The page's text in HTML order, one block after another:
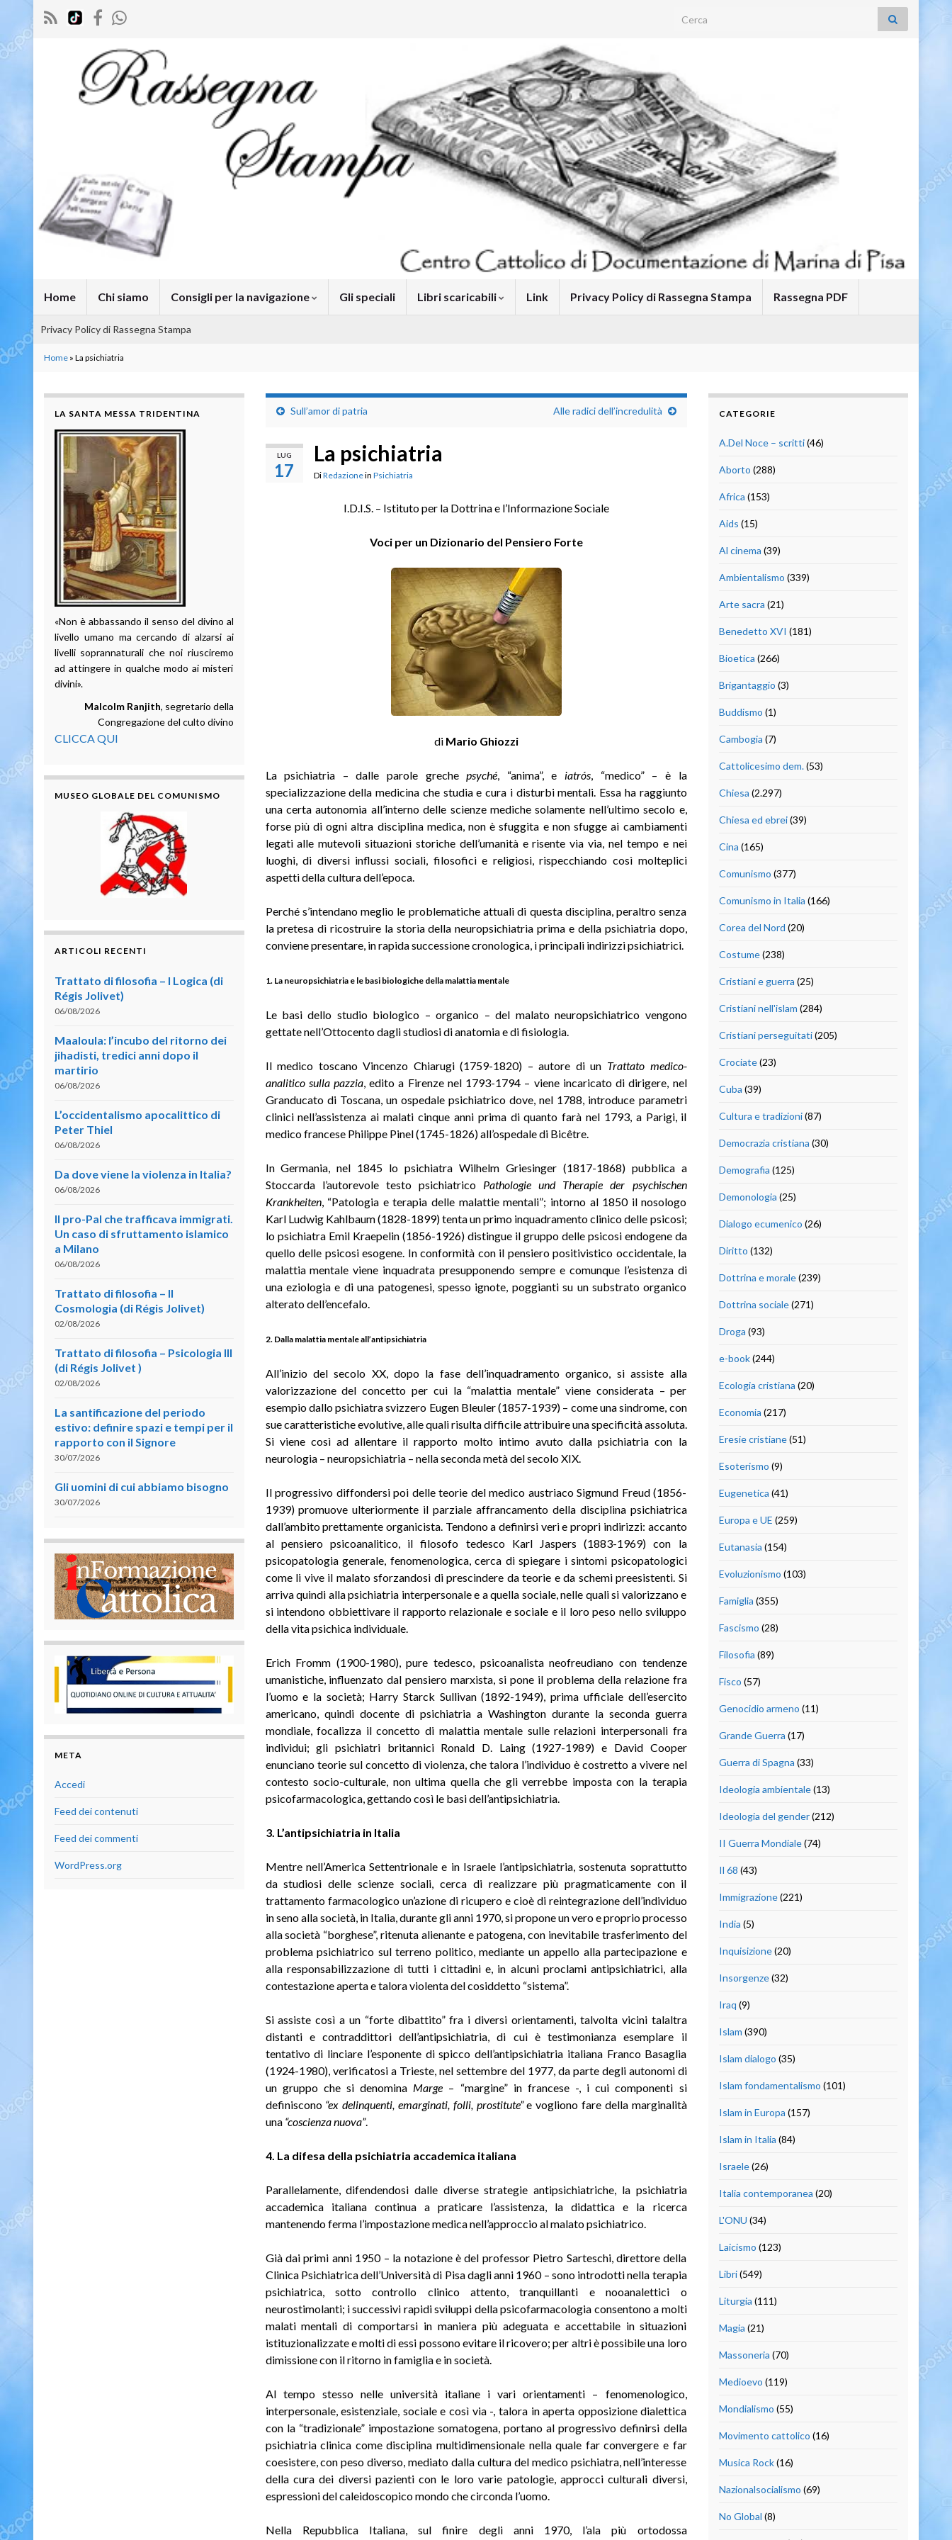
Search for:
Home Chi siamo Consigli per la navigazione Gli speciali Libri scaricabili Link Privacy Policy di Rassegna Stampa Rassegna PDF
Privacy Policy di Rassegna Stampa
Home » La psichiatria
Sull’amor di patria Alle radici dell’incredulità
LUG
17
La psichiatria
DiRedazionein Psichiatria
I.D.I.S. – Istituto per la Dottrina e l’Informazione Sociale
Voci per un Dizionario del Pensiero Forte
di Mario Ghiozzi
La psichiatria – dalle parole grechepsyché , “anima”, e iatrós , “medico” – è la
specializzazione della medicina che studia e cura i disturbi mentali. Essa ha raggiunto
una certa autonomia all’interno delle scienze mediche solamente nell’ultimo secolo e,
forse più di ogni altra disciplina medica, non è sfuggita e non sfugge ai cambiamenti
legati alle mutevoli situazioni storiche dell’umanità e risente via via, nel tempo e nei
luoghi, di diversi influssi sociali, filosofici e religiosi, rispecchiando così molteplici
aspetti della cultura dell’epoca.
Perché s’intendano meglio le problematiche attuali di questa disciplina, peraltro senza
la pretesa di ricostruire la storia della neuropsichiatria prima e della psichiatria dopo,
conviene presentare, in rapida successione cronologica, i principali indirizzi psichiatrici.
1. La neuropsichiatria e le basi biologiche della malattia mentale
Le basi dello studio biologico – organico – del malato neuropsichiatrico vengono
gettate nell’Ottocento dagli studiosi di anatomia e di fisiologia.
Il medico toscano Vincenzo Chiarugi (1759-1820) – autore di un Trattato medico-
analitico sulla pazzia, edito a Firenze nel 1793-1794 – viene incaricato di dirigere, nel
Granducato di Toscana, un ospedale psichiatrico dove, nel 1788, introduce parametri
clinici nell’assistenza ai malati cinque anni prima di quanto farà nel 1793, a Parigi, il
medico francese Philippe Pinel (1745-1826) all’ospedale di Bicêtre.
In Germania, nel 1845 lo psichiatra Wilhelm Griesinger (1817-1868) pubblica a
Stoccarda l’autorevole testo psichiatrico Pathologie und Therapie der psychischen
Krankheiten, “Patologia e terapia delle malattie mentali”; intorno al 1850 il nosologo
Karl Ludwig Kahlbaum (1828-1899) tenta un primo inquadramento clinico delle psicosi;
lo psichiatra Emil Kraepelin (1856-1926) distingue il gruppo delle psicosi endogene da
quello delle psicosi esogene. In conformità con il pensiero positivistico occidentale, la
malattia mentale viene inquadrata presupponendo sempre e comunque l’esistenza di
una eziologia e di una patogenesi, spesso ignote, poggianti su un substrato organico
alterato dell’encefalo.
2. Dalla malattia mentale all’antipsichiatria
All’inizio del secolo XX, dopo la fase dell’inquadramento organico, si assiste alla
valorizzazione del concetto per cui la “malattia mentale” viene considerata – per
esempio dallo psichiatra svizzero Eugen Bleuler (1857-1939) – come una sindrome, con
sue caratteristiche evolutive, alle quali risulta difficile attribuire una specificità assoluta.
Si viene così ad allentare il rapporto molto intimo avuto dalla psichiatria con la
neurologia – neuropsichiatria – nella seconda metà del secolo XIX.
Il progressivo diffondersi poi delle teorie del medico austriaco Sigmund Freud (1856-
1939) promuove ulteriormente il parziale affrancamento della disciplina psichiatrica
dall’ambito prettamente organicista. Tendono a definirsi veri e propri indirizzi: accanto
al pensiero psicoanalitico, il filosofo tedesco Karl Jaspers (1883-1969) con la
psicopatologia generale, fenomenologica, cerca di spiegare i sintomi psicopatologici
come li vive il malato sforzandosi di prescindere da teorie e da schemi preesistenti. Si
arriva quindi alla psichiatria interpersonale e a quella sociale, nelle quali si valorizzano e
si intendono obbiettivare il rapporto relazionale e sociale e il loro peso nello sviluppo
della vita psichica individuale.
Erich Fromm (1900-1980), pure tedesco, psicoanalista neofreudiano con tendenze
umanistiche, influenzato dal pensiero marxista, si pone il problema della relazione fra
l’uomo e la società; Harry Starck Sullivan (1892-1949), prima ufficiale dell’esercito
americano, quindi docente di psichiatria a Washington durante la seconda guerra
mondiale, focalizza il concetto di malattia mentale sulle relazioni interpersonali fra
individui; gli psichiatri britannici Ronald D. Laing (1927-1989) e David Cooper
enunciano teorie sul concetto di violenza, che talora l’individuo è costretto a vivere nel
contesto socio-culturale, non ultima quella che gli verrebbe imposta con la terapia
psicofarmacologica, gettando così le basi dell’antipsichiatria.
3. L’antipsichiatria in Italia
Mentre nell’America Settentrionale e in Israele l’antipsichiatria, sostenuta soprattutto
da studiosi delle scienze sociali, cerca di realizzare più pragmaticamente con il
trattamento farmacologico un’azione di ricupero e cioè di reintegrazione dell’individuo
in seno alla società, in Italia, durante gli anni 1970, si propone un vero e proprio processo
alla società “borghese”, ritenuta alienante e patogena, con inevitabile trasferimento del
problema psichiatrico sul terreno politico, mediante un appello alla partecipazione e
alla responsabilizzazione di tutti i cittadini e, in alcuni proclami antipsichiatrici, alla
contestazione aperta e talora violenta del cosiddetto “sistema”.
Si assiste così a un “forte dibattito” fra i diversi orientamenti, talvolta vicini talaltra
distanti e contraddittori dell’antipsichiatria, di cui è testimonianza esemplare il
tentativo di linciare l’esponente di spicco dell’antipsichiatria italiana Franco Basaglia
(1924-1980), verificatosi a Trieste, nel settembre del 1977, da parte degli autonomi di
un gruppo che si denomina Marge – “margine” in francese -, i cui componenti si
definiscono “ex delinquenti, emarginati, folli, prostitute”e vogliono fare della marginalità
una “coscienza nuova”.
4. La difesa della psichiatria accademica italiana
Parallelamente, difendendosi dalle diverse strategie antipsichiatriche, la psichiatria
accademica italiana continua a praticare l’assistenza, la didattica e la ricerca
mantenendo ferma l’impostazione medica nell’approccio al malato psichiatrico.
Già dai primi anni 1950 – la notazione è del professor Pietro Sarteschi, direttore della
Clinica Psichiatrica dell’Università di Pisa dagli anni 1960 – sono introdotti nella terapia
psichiatrica, sotto controllo clinico attento, tranquillanti e nooanalettici o
neurostimolanti; i successivi rapidi sviluppi della psicofarmacologia consentono a molti
malati mentali di comportarsi in maniera più adeguata e accettabile in situazioni
istituzionalizzate e molti di essi possono evitare il ricovero; per altri è possibile una loro
dimissione con il ritorno in famiglia e in società.
Al tempo stesso nelle università italiane i vari orientamenti – fenomenologico,
interpersonale, esistenziale, sociale e così via -, talora in aperta opposizione dialettica
con la “tradizionale” impostazione somatogena, portano al progressivo definirsi della
psichiatria clinica come disciplina multidimensionale nella quale far convergere e far
coesistere, con peso diverso, mediato dalla cultura del medico psichiatra, nell’interesse
della cura dei diversi pazienti con le loro varie patologie, approcci culturali diversi,
espressioni del caleidoscopico mondo che circonda l’uomo.
Nella Repubblica Italiana, sul finire degli anni 1970, l’ala più ortodossa
LA SANTA MESSA TRIDENTINA
«Non è abbassando il senso del divino al
livello umano ma cercando di alzarsi ai
livelli soprannaturali che noi riusciremo
ad attingere in qualche modo ai misteri
divini».
Malcolm Ranjith, segretario della
Congregazione del culto divino
CLICCA QUI
MUSEO GLOBALE DEL COMUNISMO
ARTICOLI RECENTI
Trattato di filosofia – I Logica (di
Régis Jolivet)
06/08/2026
Maaloula: l’incubo del ritorno dei
jihadisti, tredici anni dopo il
martirio
06/08/2026
L’occidentalismo apocalittico di
Peter Thiel
06/08/2026
Da dove viene la violenza in Italia?
06/08/2026
Il pro-Pal che trafficava immigrati.
Un caso di sfruttamento islamico
a Milano
06/08/2026
Trattato di filosofia – II
Cosmologia (di Régis Jolivet)
02/08/2026
Trattato di filosofia – Psicologia III
(di Régis Jolivet )
02/08/2026
La santificazione del periodo
estivo: definire spazi e tempi per il
rapporto con il Signore
30/07/2026
Gli uomini di cui abbiamo bisogno
30/07/2026
META
Accedi
Feed dei contenuti
Feed dei commenti
WordPress.org
CATEGORIE
A.Del Noce – scritti(46)
Aborto (288)
Africa (153)
Aids (15)
Al cinema (39)
Ambientalismo (339)
Arte sacra (21)
Benedetto XVI (181)
Bioetica (266)
Brigantaggio (3)
Buddismo (1)
Cambogia (7)
Cattolicesimo dem.(53)
Chiesa (2.297)
Chiesa ed ebrei(39)
Cina (165)
Comunismo (377)
Comunismo in Italia (166)
Corea del Nord (20)
Costume(238)
Cristiani e guerra (25)
Cristiani nell'islam (284)
Cristiani perseguitati(205)
Crociate(23)
Cuba (39)
Cultura e tradizioni(87)
Democrazia cristiana (30)
Demografia (125)
Demonologia (25)
Dialogo ecumenico (26)
Diritto (132)
Dottrina e morale(239)
Dottrina sociale(271)
Droga (93)
e-book(244)
Ecologia cristiana (20)
Economia (217)
Eresie cristiane(51)
Esoterismo (9)
Eugenetica (41)
Europa e UE (259)
Eutanasia (154)
Evoluzionismo (103)
Famiglia (355)
Fascismo (28)
Filosofia (89)
Fisco (57)
Genocidio armeno (11)
Grande Guerra (17)
Guerra di Spagna (33)
Ideologia ambientale(13)
Ideologia del gender(212)
II Guerra Mondiale(74)
Il 68 (43)
Immigrazione(221)
India (5)
Inquisizione(20)
Insorgenze(32)
Iraq (9)
Islam (390)
Islam dialogo (35)
Islam fondamentalismo (101)
Islam in Europa (157)
Islam in Italia (84)
Israele(26)
Italia contemporanea (20)
L'ONU (34)
Laicismo (123)
Libri(549)
Liturgia (111)
Magia (21)
Massoneria (70)
Medioevo (119)
Mondialismo (55)
Movimento cattolico (16)
Musica Rock(16)
Nazionalsocialismo (69)
No Global (8)